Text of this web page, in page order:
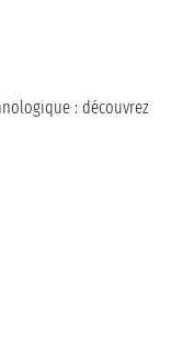
: découvrez